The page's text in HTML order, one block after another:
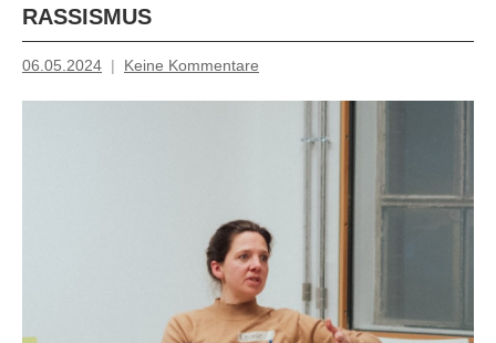
RASSISMUS
06.05.2024
Mosche
Keine Kommentare